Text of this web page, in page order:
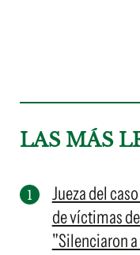
LAS MÁS
Jueza del
de víctimas
"Silenciaron